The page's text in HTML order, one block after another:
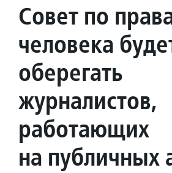
Совет по
человека
оберегать
журналистов,
работающих
на публичных